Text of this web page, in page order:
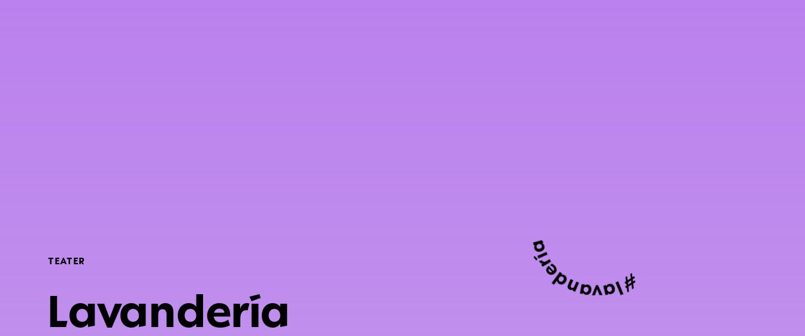
#
lavandería
TEATER
Lavandería